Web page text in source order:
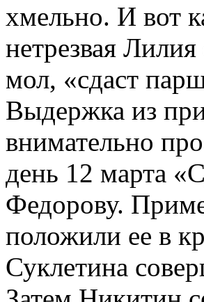
хмельно. И вот
нетрезвая
мол, «сдаст
Выдержка из
внимательно
день 12 марта
Федорову.
положили ее в
Суклетина